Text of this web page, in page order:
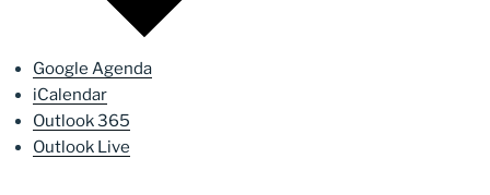
Google Agenda
iCalendar
Outlook 365
Outlook Live